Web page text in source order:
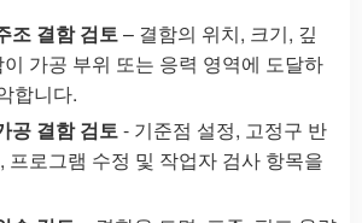
조 결함 검토 – 결함의 위치, 크기, 깊
가공 부위 또는 응력 영역에 도달하
합니다.
공 결함 검토 - 기준점 설정, 고정구 반
프로그램 수정 및 작업자 검사 항목을